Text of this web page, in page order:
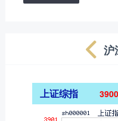
沪
上证综指